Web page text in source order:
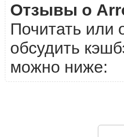
Отзывы о
Почитать или
обсудить
можно ниже: